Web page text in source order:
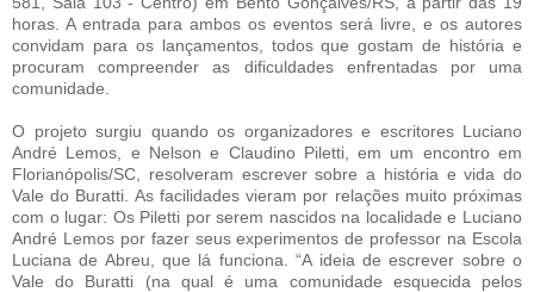
horas. A entrada para ambos os eventos será livre, e os autores
convidam para os lançamentos, todos que gostam de história e
procuram compreender as dificuldades enfrentadas por uma
comunidade.
O projeto surgiu quando os organizadores e escritores Luciano
André Lemos, e Nelson e Claudino Piletti, em um encontro em
Florianópolis/SC, resolveram escrever sobre a história e vida do
Vale do Buratti. As facilidades vieram por relações muito próximas
com o lugar: Os Piletti por serem nascidos na localidade e Luciano
André Lemos por fazer seus experimentos de professor na Escola
Luciana de Abreu, que lá funciona. “A ideia de escrever sobre o
Vale do Buratti (na qual é uma comunidade esquecida pelos